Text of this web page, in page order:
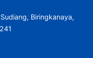
Biringkanaya,